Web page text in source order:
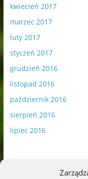
kwiecień 2017
marzec 2017
luty 2017
styczeń 2017
grudzień 2016
listopad 2016
październik 2016
sierpień 2016
lipiec 2016